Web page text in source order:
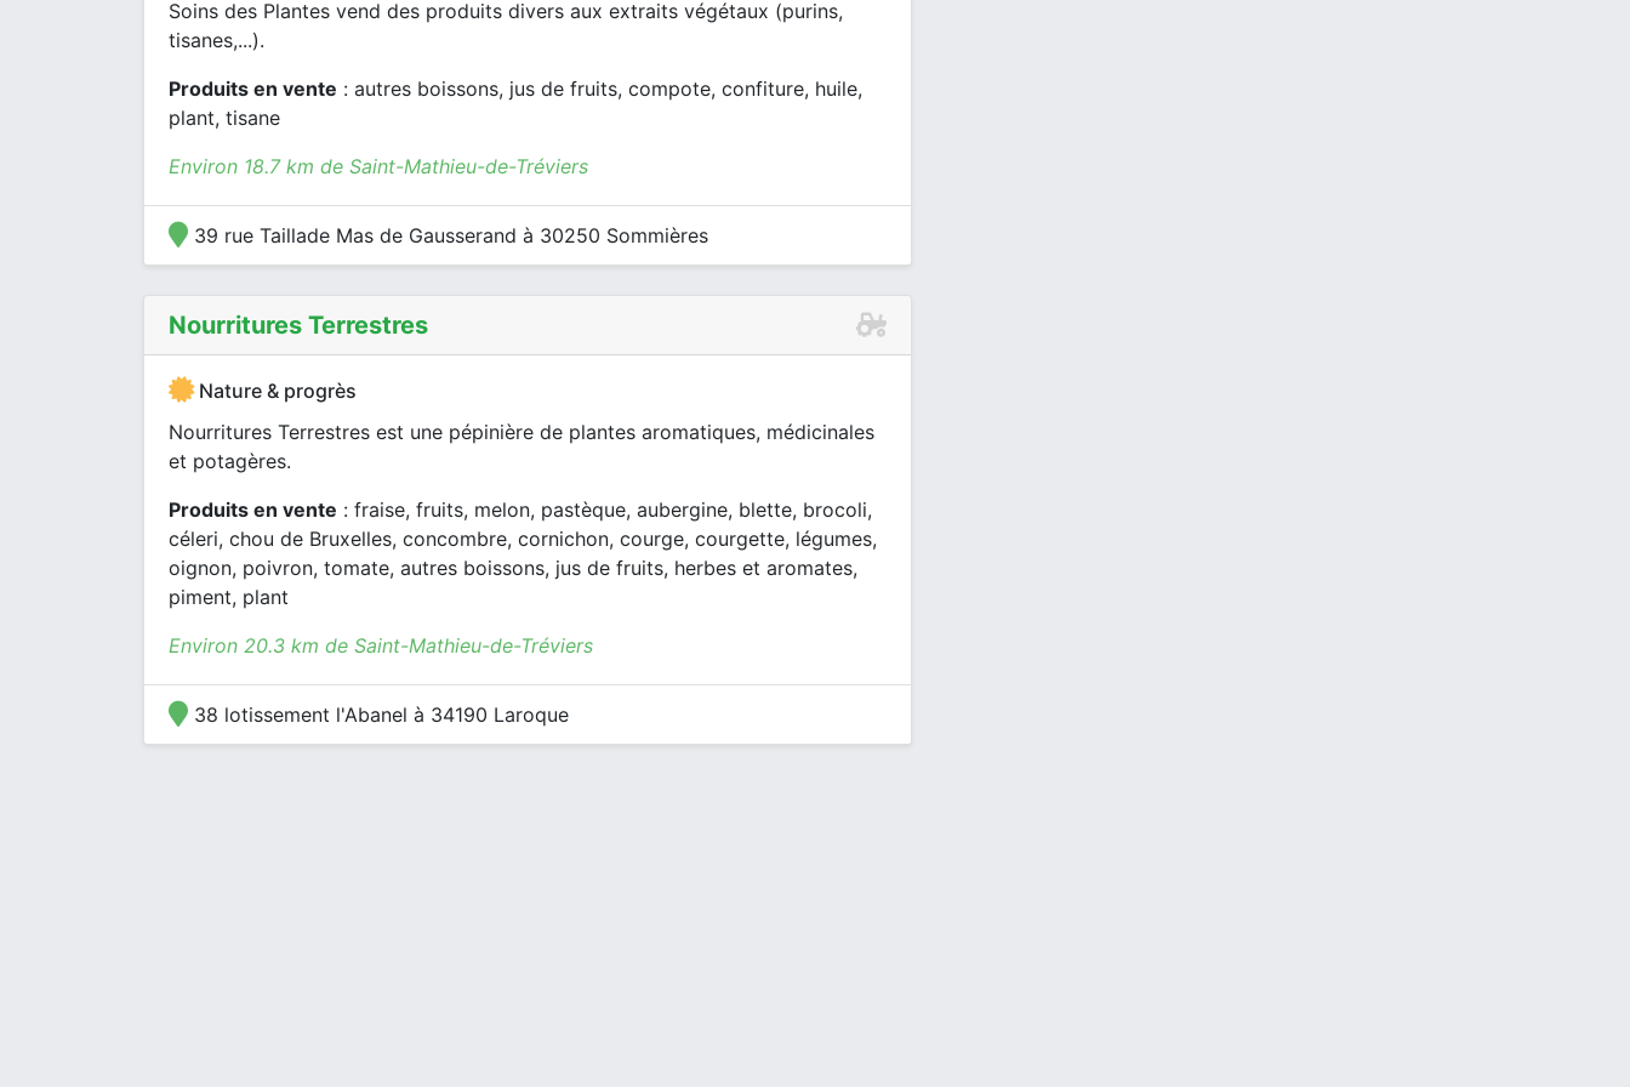
Soins des Plantes vend des produits divers aux extraits végétaux (purins,
tisanes,...).
Produits en vente : autres boissons, jus de fruits, compote, confiture, huile,
plant, tisane
Environ 18.7 km de Saint-Mathieu-de-Tréviers
39 rue Taillade Mas de Gausserand à 30250 Sommières
Nourritures Terrestres
Nature & progrès
Nourritures Terrestres est une pépinière de plantes aromatiques, médicinales
et potagères.
Produits en vente : fraise, fruits, melon, pastèque, aubergine, blette, brocoli,
céleri, chou de Bruxelles, concombre, cornichon, courge, courgette, légumes,
oignon, poivron, tomate, autres boissons, jus de fruits, herbes et aromates,
piment, plant
Environ 20.3 km de Saint-Mathieu-de-Tréviers
38 lotissement l'Abanel à 34190 Laroque